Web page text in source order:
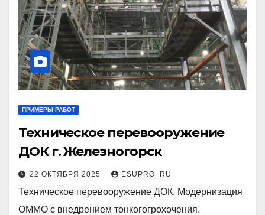
ПРИМЕРЫ РАБОТ
Техническое перевооружение
ДОК г. Железногорск
22 ОКТЯБРЯ 2025 ESUPRO_RU
Техническое перевооружение ДОК. Модернизация
ОММО с внедрением тонкогогрохочения.